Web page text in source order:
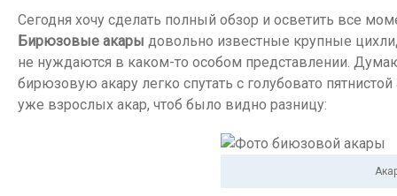
Сегодня хочу сделать полный обзор и осветить все
Бирюзовые акары довольно известные крупные
не нуждаются в каком-то особом представлении.
бирюзовую акару легко спутать с голубовато
уже взрослых акар, чтоб было видно разницу: